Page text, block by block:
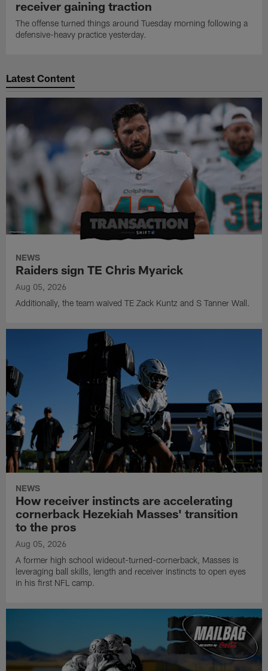
receiver gaining traction
The offense turned things around Tuesday morning following a
defensive-heavy practice yesterday.
Latest Content
NEWS
Raiders sign TE Chris Myarick
Aug 05, 2026
Additionally, the team waived TE Zack Kuntz and S Tanner Wall.
NEWS
How receiver instincts are accelerating
cornerback Hezekiah Masses' transition
to the pros
Aug 05, 2026
A former high school wideout-turned-cornerback, Masses is
leveraging ball skills, length and receiver instincts to open eyes
in his first NFL camp.